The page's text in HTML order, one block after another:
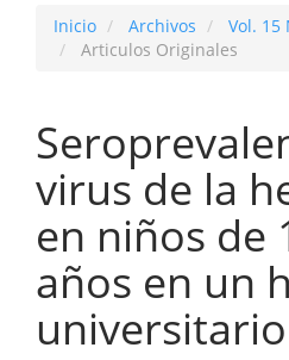
Inicio Archivos
Vol. 15
Articulos Originales
virus de la
en niños de
años en un
universitario